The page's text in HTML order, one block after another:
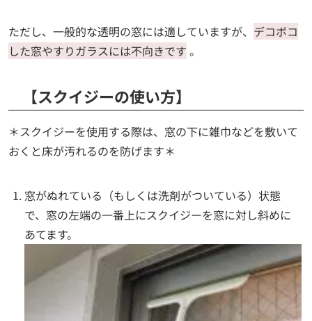
ただし、一般的な透明の窓には適していますが、 デコボコ
した窓やすりガラスには不向きです 。
【スクイジーの使い方】
＊スクイジーを使用する際は、窓の下に雑巾などを敷いて
おくと床が汚れるのを防げます＊
窓がぬれている（もしくは洗剤がついている）状態
で、窓の左端の一番上にスクイジーを窓に対し斜めに
あてます。